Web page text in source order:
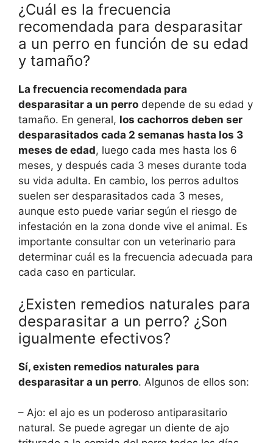
¿Cuál es la frecuencia
recomendada para desparasitar
a un perro en función de su edad
y tamaño?
La frecuencia recomendada para
desparasitar a un perro depende de su edad y
tamaño. En general, los cachorros deben ser
desparasitados cada 2 semanas hasta los 3
meses de edad, luego cada mes hasta los 6
meses, y después cada 3 meses durante toda
su vida adulta. En cambio, los perros adultos
suelen ser desparasitados cada 3 meses,
aunque esto puede variar según el riesgo de
infestación en la zona donde vive el animal. Es
importante consultar con un veterinario para
determinar cuál es la frecuencia adecuada para
cada caso en particular.
¿Existen remedios naturales para
desparasitar a un perro? ¿Son
igualmente efectivos?
Sí, existen remedios naturales para
desparasitar a un perro. Algunos de ellos son:
– Ajo: el ajo es un poderoso antiparasitario
natural. Se puede agregar un diente de ajo